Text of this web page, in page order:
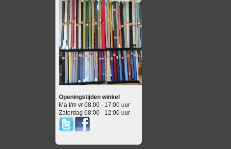
Openingstijden winkel
Ma t/m vr 08:00 - 17:00 uur
Zaterdag 08:00 - 12:00 uur